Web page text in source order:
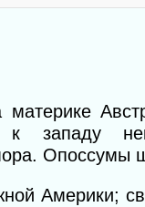
материке
к
западу
Опоссумы
Америки;